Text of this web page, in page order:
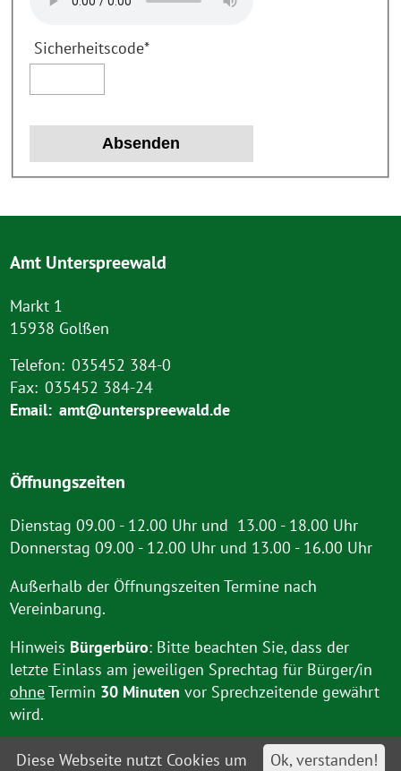
Sicherheitscode*
Amt Unterspreewald
Markt 1
15938 Golßen
Telefon: 035452 384-0
Fax: 035452 384-24
Email: amt@unterspreewald.de
Öffnungszeiten
Dienstag 09.00 - 12.00 Uhr und 13.00 - 18.00 Uhr
Donnerstag 09.00 - 12.00 Uhr und 13.00 - 16.00 Uhr
Außerhalb der Öffnungszeiten Termine nach
Vereinbarung.
Hinweis Bürgerbüro: Bitte beachten Sie, dass der
letzte Einlass am jeweiligen Sprechtag für Bürger/in
ohneTermin 30 Minuten vor Sprechzeitende gewährt
wird.
Ok, verstanden!
Diese Webseite nutzt Cookies um